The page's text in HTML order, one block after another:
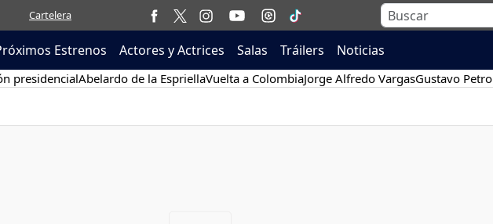
Cartelera
Estrenos Actores y Actrices Salas Tráilers Noticias
presidencialAbelardo de la EspriellaVuelta a ColombiaJorge Alfredo VargasGustavo Petro